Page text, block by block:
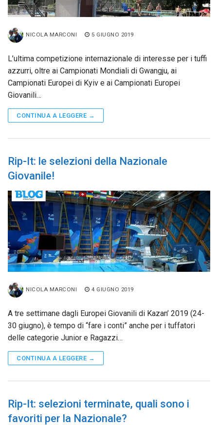
NICOLA MARCONI 5 GIUGNO 2019
L’ultima competizione internazionale di interesse per i tuffi
azzurri, oltre ai Campionati Mondiali di Gwangju, ai
Campionati Europei di Kyiv e ai Campionati Europei
Giovanili…
CONTINUA A LEGGERE →
Rip-It: le selezioni della Nazionale
Giovanile!
NICOLA MARCONI 4 GIUGNO 2019
A tre settimane dagli Europei Giovanili di Kazan’ 2019 (24-
30 giugno), è tempo di “fare i conti” anche per i tuffatori
delle categorie Junior e Ragazzi…
CONTINUA A LEGGERE →
Rip-It: selezioni terminate, quali sono i
favoriti per la Nazionale?